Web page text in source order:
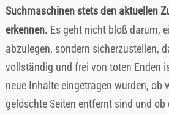
Suchmaschinen stets den aktuellen
erkennen. Es geht nicht bloß darum,
abzulegen, sondern sicherzustellen,
vollständig und frei von toten Enden
neue Inhalte eingetragen wurden, ob
gelöschte Seiten entfernt sind und ob